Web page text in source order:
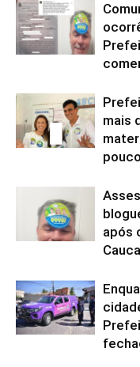
mais
após